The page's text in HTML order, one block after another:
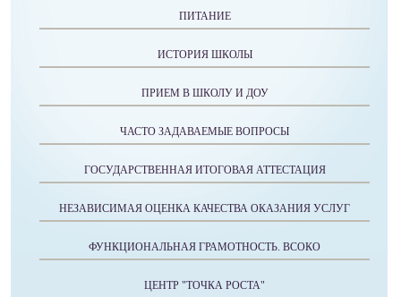
ПИТАНИЕ
ИСТОРИЯ ШКОЛЫ
ПРИЕМ В ШКОЛУ И ДОУ
ЧАСТО ЗАДАВАЕМЫЕ ВОПРОСЫ
ГОСУДАРСТВЕННАЯ ИТОГОВАЯ АТТЕСТАЦИЯ
НЕЗАВИСИМАЯ ОЦЕНКА КАЧЕСТВА ОКАЗАНИЯ УСЛУГ
ФУНКЦИОНАЛЬНАЯ ГРАМОТНОСТЬ. ВСОКО
ЦЕНТР "ТОЧКА РОСТА"